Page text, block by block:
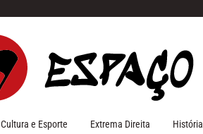
Cultura e Esporte Extrema Direita História